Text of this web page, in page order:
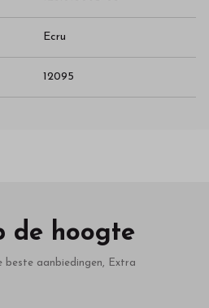
Ecru
12095
de hoogte
beste aanbiedingen, Extra